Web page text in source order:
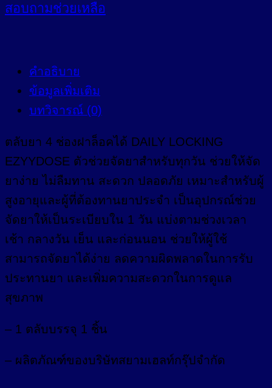
สอบถามช่วยเหลือ
คำอธิบาย
ข้อมูลเพิ่มเติม
บทวิจารณ์ (0)
ตลับยา 4 ช่องฝาล็อคได้ DAILY LOCKING
EZYYDOSE ตัวช่วยจัดยาสำหรับทุกวัน ช่วยให้จัด
ยาง่าย ไม่ลืมทาน สะดวก ปลอดภัย เหมาะสำหรับผู้
สูงอายุและผู้ที่ต้องทานยาประจำ เป็นอุปกรณ์ช่วย
จัดยาให้เป็นระเบียบใน 1 วัน แบ่งตามช่วงเวลา
เช้า กลางวัน เย็น และก่อนนอน ช่วยให้ผู้ใช้
สามารถจัดยาได้ง่าย ลดความผิดพลาดในการรับ
ประทานยา และเพิ่มความสะดวกในการดูแล
สุขภาพ
– 1 ตลับบรรจุ 1 ชิ้น
– ผลิตภัณฑ์ของบริษัทสยามเฮลท์กรุ๊ปจำกัด